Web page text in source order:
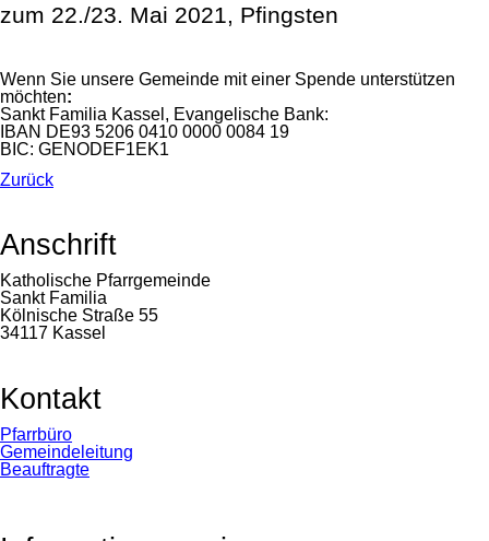
zum 22./23. Mai 2021, Pfingsten
Wenn Sie unsere Gemeinde mit einer Spende unterstützen
möchten:
Sankt Familia Kassel, Evangelische Bank:
IBAN DE93 5206 0410 0000 0084 19
BIC: GENODEF1EK1
Zurück
Anschrift
Katholische Pfarrgemeinde
Sankt Familia
Kölnische Straße 55
34117 Kassel
Kontakt
Navigation
überspringen
Pfarrbüro
Gemeindeleitung
Beauftragte